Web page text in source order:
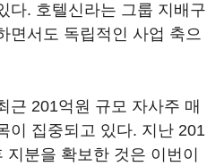
다. 호텔신라는 그룹 지배구
면서도 독립적인 사업 축으
근 201억원 규모 자사주 매
이 집중되고 있다. 지난 201
분을 확보한 것은 이번이